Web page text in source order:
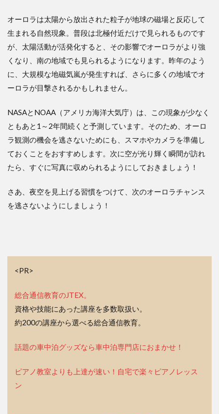
オーロラは太陽から放出された粒子が地球の磁場と反応して
生まれる自然現象。普段は北極付近だけで見られるものです
が、太陽活動が活発化すると、その影響でオーロラがより強
くなり、南の地域でも見られるようになります。昨年のよう
に、大規模な地磁気嵐が発生すれば、さらに多くの地域でオ
ーロラが目撃されるかもしれません。
NASAとNOAA（アメリカ海洋大気庁）は、この現象が少なく
ともあと1～2年間続くと予測しています。そのため、オーロ
ラ観測の機会を逃さないためにも、スマホやカメラを準備し
ておくことをおすすめします。次に空が光り輝く瞬間が訪れ
たら、すぐに写真に収められるようにしておきましょう！
さあ、夜空を見上げる習慣をつけて、次のオーロラチャンス
を逃さないようにしましょう！
<PR>
総合通信教育のJTEX。
資格や技能にあった講座を多数取扱い。
約200の講座から選べる総合通信教育。
話題の車中泊グッズなら車中泊専門店におまかせ！
ピアノ教室よりも上達が速い！自宅で楽々ピアノレッス
ン